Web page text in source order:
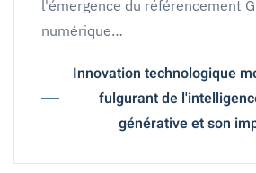
l'émergence du référencement
numérique…
Innovation technologique
fulgurant de
générative et son